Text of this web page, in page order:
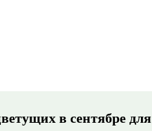
в сентябре для